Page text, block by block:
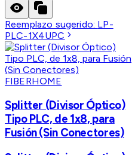
Reemplazo sugerido: LP-
PLC-1X4UPC
FIBERHOME
Splitter (Divisor Óptico)
Tipo PLC, de 1x8, para
Fusión (Sin Conectores)